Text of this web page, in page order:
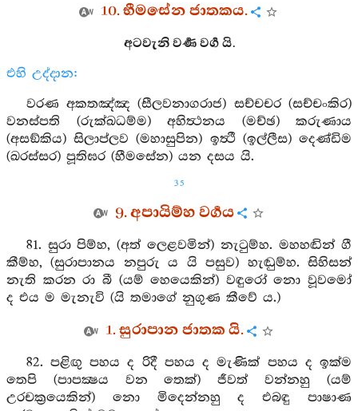
10. භීමසේන ජාතකය.
අටවැනි වර්‍ණ වර්‍ග යි.
එහි උද්දාන:
වරණ අකතඤ්ඤ (සීලවනාගරාජ) සච්චචර (සච්චංකිර)
වනස්පති (රුක්ඛධම්ම) අහිත්‍ථනය (මච්ඡ) කරුණාය
(අසඞ්කිය) සිලාප්ලව (මහාසුපින) ඉත්‍ථී (ඉල්ලීස) දෙණ්ඩිම
(ඛරස්සර) පූතිඝර (හීමසේන) යන දසය යි.
35
9. අපායිම්හ වර්‍ගය
81. සුරා පිම්හ, (අත් ලෙළවමින්) නැටුම්හ. මහහඬින් ගී
කීම්හ, (සුරාපානය නපුරු ය යි පසුව) හැඬුම්හ. සිහිසන්
නැති කරන රා බී (යම් හෙයෙකින්) වඳුරෝ නො වූවමෝ
ද එය ම මැනැවි (යි තමාගේ නුගුණ කීවේ ය.)
1. සුරාපාන ජාතක යි.
82. පළිඟු පහය ද රිදී පහය ද මැණික් පහය ද ඉක්ම
තෙපි (පාපක්‍ෂය වන තෙක්) ජීවත් වන්නහු (යම්
උරචක්‍රයෙකින්) නො මිදෙන්නහු ද එබඳු පාෂාණ